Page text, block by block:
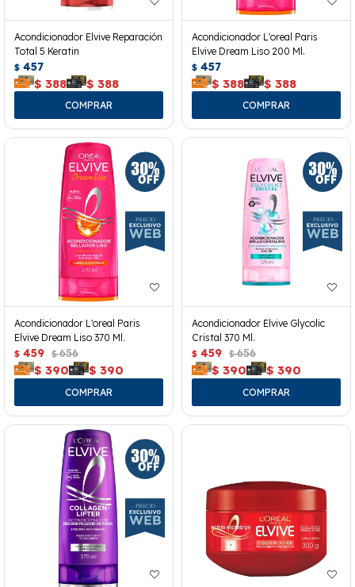
Acondicionador Elvive Reparación
Total 5 Keratin
$ 457
$ 388 $ 388
Acondicionador L'oreal Paris
Elvive Dream Liso 200 Ml.
$ 457
$ 388 $ 388
Acondicionador L'oreal Paris
Elvive Dream Liso 370 Ml.
$ 459 $ 656
$ 390 $ 390
Acondicionador Elvive Glycolic
Cristal 370 Ml.
$ 459 $ 656
$ 390 $ 390